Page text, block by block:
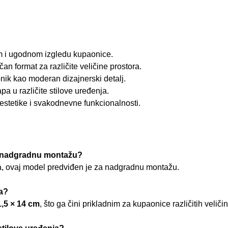
ugodnom izgledu kupaonice.
format za različite veličine prostora.
kao moderan dizajnerski detalj.
u različite stilove uređenja.
i svakodnevne funkcionalnosti.
montažu?
ovaj model predviđen je za nadgradnu montažu.
× 14 cm, što ga čini prikladnim za kupaonice različitih